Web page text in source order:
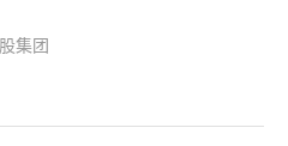
集团